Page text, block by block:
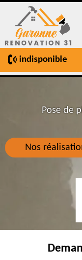
indisponible
Nos
Pose de